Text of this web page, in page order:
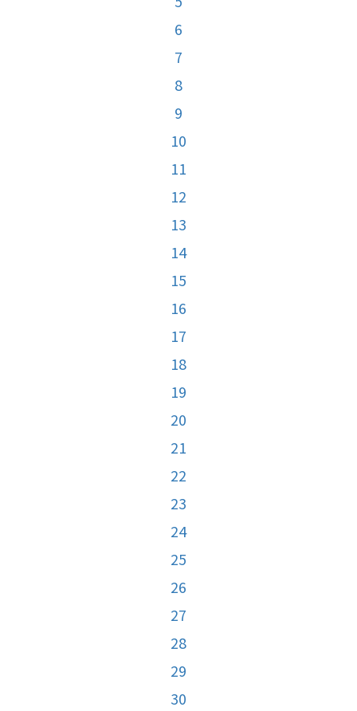
6
7
8
9
10
11
12
13
14
15
16
17
18
19
20
21
22
23
24
25
26
27
28
29
30